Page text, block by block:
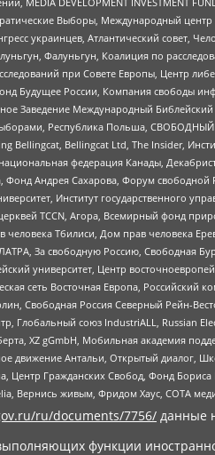
Выборы, Международный
украинцев, Атлантический совет,
Фалуньгун, Коалиция по
при Совете Европы, Центр
Будущее России, Компания свободы
Заведение Международный
Республика Польша,
Bellingcat, Bellingcat Ltd, The Insider,
федерация Канады,
Фонд Андрея Сахарова, Форум
Институт государственного
TCCN, Агора, Всемирный фонд
человека Тбилиси, Дом прав человека
За свободную Россию, Свободная
университет, Центр
сеть Восточная Европа, Российский
Свободная Россия Северный Рейн-
Глобальный союз IndustriALL, Russian
XZ gGmbH, Мобильная академия
движение Антальи, Открытый диалог,
Центр Гражданских Свобод, Фонд
Вернись живым, Фридом Хаус, СОТА
ru/documents/7756/ данные
функции